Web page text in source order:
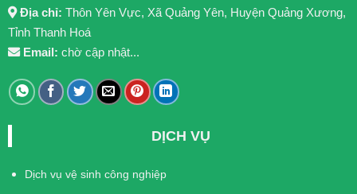
Địa chỉ: Thôn Yên Vực, Xã Quảng Yên, Huyện Quảng Xương,
Tỉnh Thanh Hoá
Email: chờ cập nhật...
DỊCH VỤ
Dịch vụ vệ sinh công nghiệp